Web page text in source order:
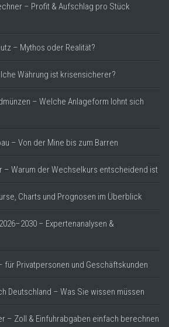
– Profit & Aufschlag pro Stück
– Mythos oder Realität?
Währung ist krisensicherer?
– Welche Anlageform lohnt sich
– Von der Mine bis zum Barren
– Warum der Wechselkurs entscheidend ist
Charts und Prognosen im Überblick
– Expertenanalysen &
für Privatpersonen und Geschäftskunden
Deutschland – Was Sie wissen müssen
– Zoll & Einfuhrabgaben einfach berechnen